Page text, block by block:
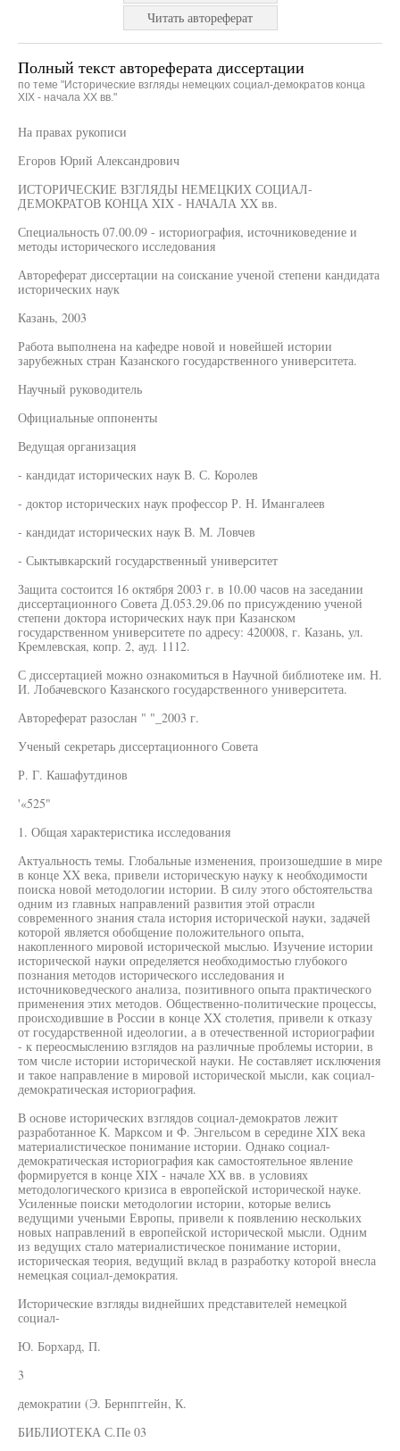
Читать автореферат
Полный текст автореферата диссертации
по теме "Исторические взгляды немецких социал-демократов конца
XIX - начала XX вв."
На правах рукописи
Егоров Юрий Александрович
ИСТОРИЧЕСКИЕ ВЗГЛЯДЫ НЕМЕЦКИХ СОЦИАЛ-
ДЕМОКРАТОВ КОНЦА XIX - НАЧАЛА XX вв.
Специальность 07.00.09 - историография, источниковедение и
методы исторического исследования
Автореферат диссертации на соискание ученой степени кандидата
исторических наук
Казань, 2003
Работа выполнена на кафедре новой и новейшей истории
зарубежных стран Казанского государственного университета.
Научный руководитель
Официальные оппоненты
Ведущая организация
- кандидат исторических наук В. С. Королев
- доктор исторических наук профессор Р. Н. Имангалеев
- кандидат исторических наук В. М. Ловчев
- Сыктывкарский государственный университет
Защита состоится 16 октября 2003 г. в 10.00 часов на заседании
диссертационного Совета Д.053.29.06 по присуждению ученой
степени доктора исторических наук при Казанском
государственном университете по адресу: 420008, г. Казань, ул.
Кремлевская, копр. 2, ауд. 1112.
С диссертацией можно ознакомиться в Научной библиотеке им. Н.
И. Лобачевского Казанского государственного университета.
Автореферат разослан " "_2003 г.
Ученый секретарь диссертационного Совета
Р. Г. Кашафутдинов
'«525"
1. Общая характеристика исследования
Актуальность темы. Глобальные изменения, произошедшие в мире
в конце XX века, привели историческую науку к необходимости
поиска новой методологии истории. В силу этого обстоятельства
одним из главных направлений развития этой отрасли
современного знания стала история исторической науки, задачей
которой является обобщение положительного опыта,
накопленного мировой исторической мыслью. Изучение истории
исторической науки определяется необходимостью глубокого
познания методов исторического исследования и
источниковедческого анализа, позитивного опыта практического
применения этих методов. Общественно-политические процессы,
происходившие в России в конце XX столетия, привели к отказу
от государственной идеологии, а в отечественной историографии
- к переосмыслению взглядов на различные проблемы истории, в
том числе истории исторической науки. Не составляет исключения
и такое направление в мировой исторической мысли, как социал-
демократическая историография.
В основе исторических взглядов социал-демократов лежит
разработанное К. Марксом и Ф. Энгельсом в середине XIX века
материалистическое понимание истории. Однако социал-
демократическая историография как самостоятельное явление
формируется в конце XIX - начале XX вв. в условиях
методологического кризиса в европейской исторической науке.
Усиленные поиски методологии истории, которые велись
ведущими учеными Европы, привели к появлению нескольких
новых направлений в европейской исторической мысли. Одним
из ведущих стало материалистическое понимание истории,
историческая теория, ведущий вклад в разработку которой внесла
немецкая социал-демократия.
Исторические взгляды виднейших представителей немецкой
социал-
Ю. Борхард, П.
3
демократии (Э. Бернпггейн, К.
БИБЛИОТЕКА С.Пе 03